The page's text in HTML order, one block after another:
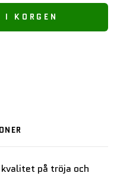
I KORGEN
på tröja och